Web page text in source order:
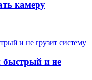
камеру
быстрый и не